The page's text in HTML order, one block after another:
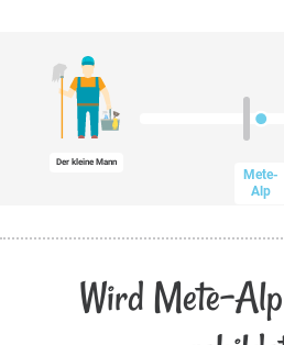
Der kleine Mann
Mete-
Alp
Wird Mete-